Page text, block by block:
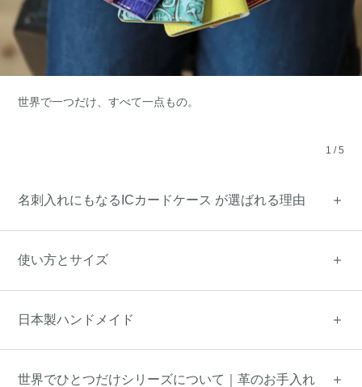
世界で一つだけ、すべて一点もの。
1 /5
名刺入れにもなるICカードケース が選ばれる理由
使い方とサイズ
日本製ハンドメイド
世界でひとつだけシリーズについて｜革のお手入れ